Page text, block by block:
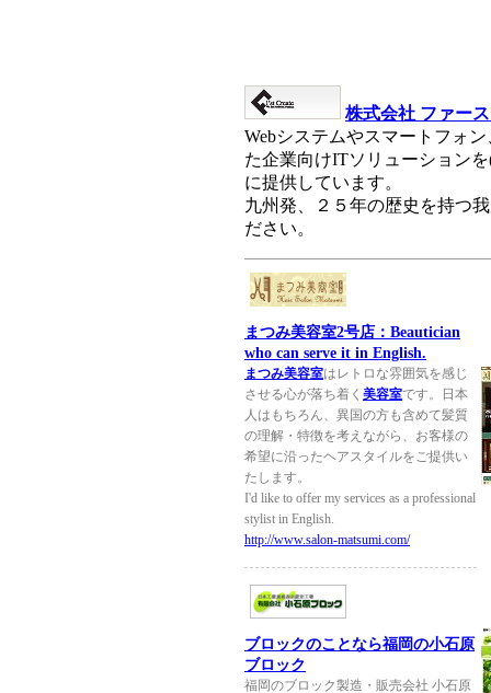
株式会社 ファー
Webシステムやスマートフォン
た企業向けITソリューション
に提供しています。
九州発、２５年の歴史を持つ
ださい。
まつみ美容室2号店：Beautician
who can serve it in English.
まつみ美容室はレトロな雰囲気を感じ
させる心が落ち着く 美容室です。日本
人はもちろん、異国の方も含めて髪質
の理解・特徴を考えながら、お客様の
希望に沿ったヘアスタイルをご提供い
たします。
I'd like to offer my services as a professional
stylist in English.
http://www.salon-matsumi.com/
ブロックのことなら福岡の小石原
ブロック
福岡のブロック製造・販売会社 小石原